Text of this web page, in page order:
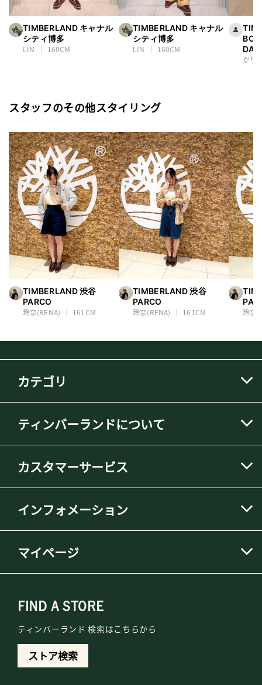
TIMBERLAND キャナル
シティ博多
LIN
160CM
TIMBERLAND キャナル
シティ博多
LIN
160CM
かり
スタッフのその他スタイリング
TIMBERLAND 渋谷
PARCO
玲奈(RENA)
161CM
TIMBERLAND 渋谷
PARCO
玲奈(RENA)
161CM
玲奈
カテゴリ
ティンバーランドについて
カスタマーサービス
インフォメーション
マイページ
FIND A STORE
ティンバーランド 検索はこちらから
ストア検索